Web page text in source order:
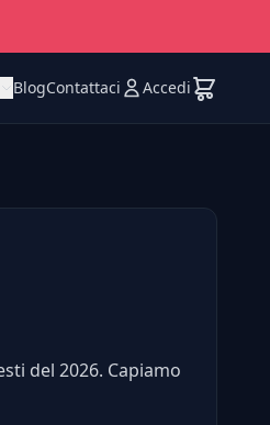
BlogContattaci Accedi
del 2026. Capiamo